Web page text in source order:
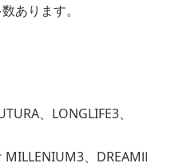
あります。
、LONGLIFE3、
、DREAMⅡ